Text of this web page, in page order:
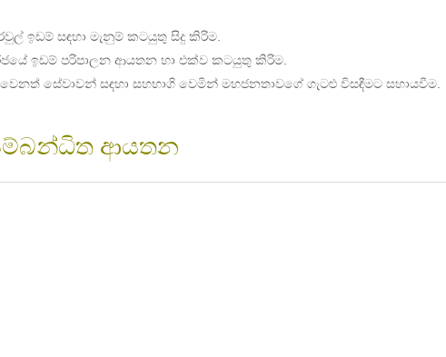
ඉඩම් සඳහා මැනුම් කටයුතු සිදු කිරිම.
ඉඩම් පරිපාලන ආයතන හා එක්ව කටයුතු කිරිම.
සේවාවන් සඳහා සහභාගි වෙමින් මහජනතාවගේ ගැටළු විසඳීමට සහායවීම.
ආයතන